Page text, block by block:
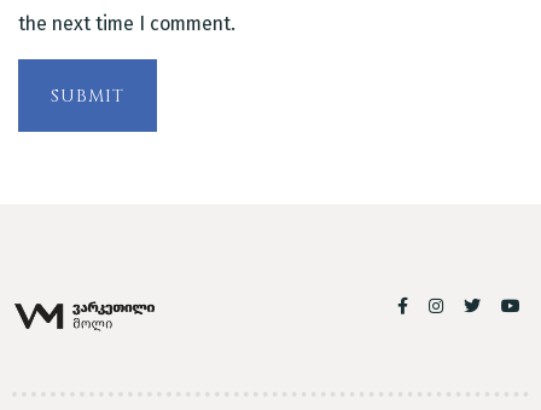
the next time I comment.
SUBMIT